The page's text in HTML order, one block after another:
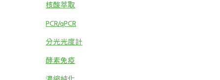
核酸萃取
PCR/qPCR
分光光度計
酵素免疫